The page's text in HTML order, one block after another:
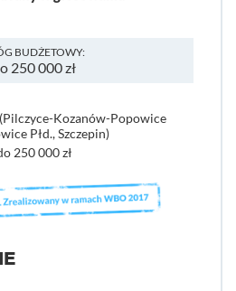
BUDŻETOWY:
250 000 zł
Kozanów-Popowice
Płd., Szczepin)
250 000 zł